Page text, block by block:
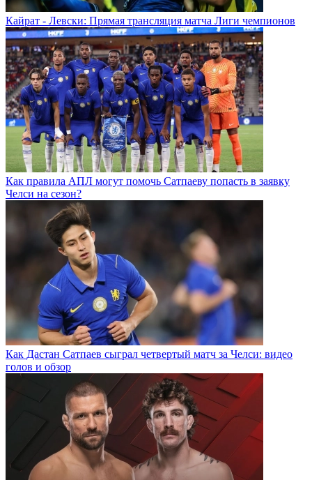
Кайрат - Левски: Прямая трансляция матча Лиги чемпионов
Как правила АПЛ могут помочь Сатпаеву попасть в заявку
Челси на сезон?
Как Дастан Сатпаев сыграл четвертый матч за Челси: видео
голов и обзор